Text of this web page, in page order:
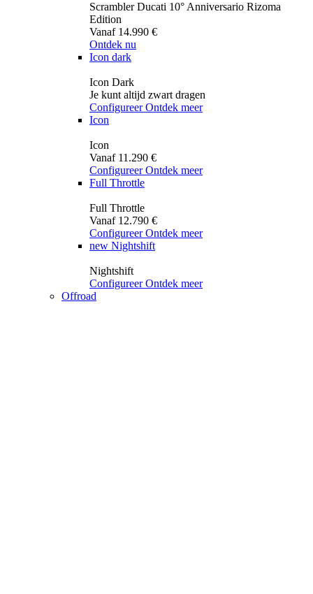
Scrambler Ducati 10° Anniversario Rizoma
Edition
Vanaf 14.990 €
Ontdek nu
Icon dark
Icon Dark
Je kunt altijd zwart dragen
Configureer Ontdek meer
Icon
Icon
Vanaf 11.290 €
Configureer Ontdek meer
Full Throttle
Full Throttle
Vanaf 12.790 €
Configureer Ontdek meer
new Nightshift
Nightshift
Configureer Ontdek meer
Offroad